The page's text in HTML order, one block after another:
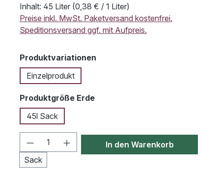
Inhalt: 45 Liter (0,38 € / 1 Liter)
Preise inkl. MwSt. Paketversand kostenfrei.
Speditionsversand ggf. mit Aufpreis.
Produktvariationen
Einzelprodukt
Produktgröße Erdeauswählen
45l Sack
Produkt Anzahl: Gib den gewünschten
Sack
In den Warenkorb